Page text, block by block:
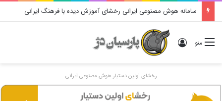
سامانه هوش مصنوعی ایرانی رخشای آموزش دیده با فرهنگ ایرانی
منو ورود
رخشای اولین دستیار هوش مصنوعی ایرانی